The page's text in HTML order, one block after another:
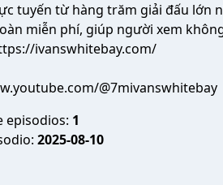
tuyến từ hàng trăm giải đấu lớn
miễn phí, giúp người xem
ivanswhitebay.com/
@7mivanswhitebay
episodios: 1
2025-08-10